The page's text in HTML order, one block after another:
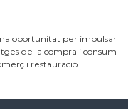
oportunitat per impulsar
de la compra i consum
i restauració.